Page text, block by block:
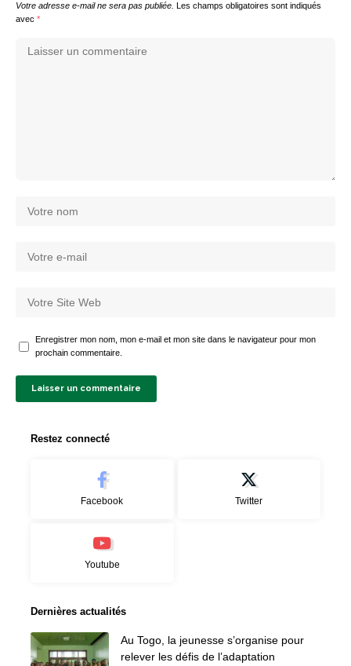
Votre adresse e-mail ne sera pas publiée.
Les champs obligatoires sont indiqués
avec *
Enregistrer mon nom, mon e-mail et mon site dans le navigateur pour mon
prochain commentaire.
Restez connecté
Facebook Twitter
Youtube
Dernières actualités
Au Togo, la jeunesse s’organise pour
relever les défis de l’adaptation